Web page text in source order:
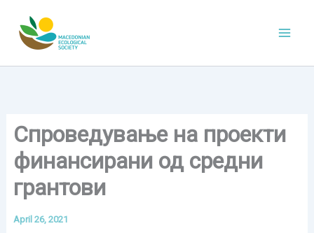
content
Спроведување на проекти
финансирани од средни
грантови
April 26, 2021